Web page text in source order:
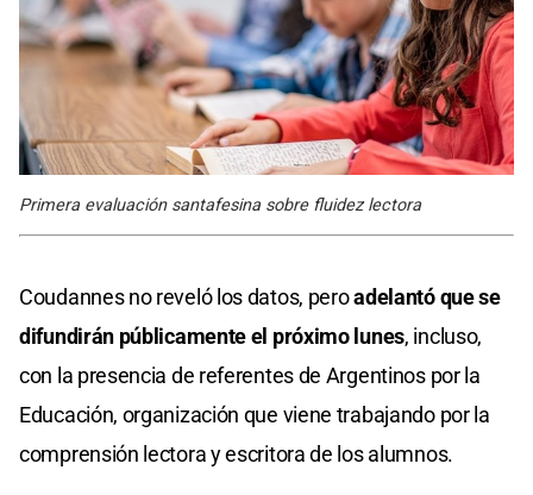
Primera evaluación santafesina sobre fluidez lectora
Coudannes no reveló los datos, peroadelantó que se
difundirán públicamente el próximo lunes, incluso,
con la presencia de referentes de Argentinos por la
Educación, organización que viene trabajando por la
comprensión lectora y escritora de los alumnos.